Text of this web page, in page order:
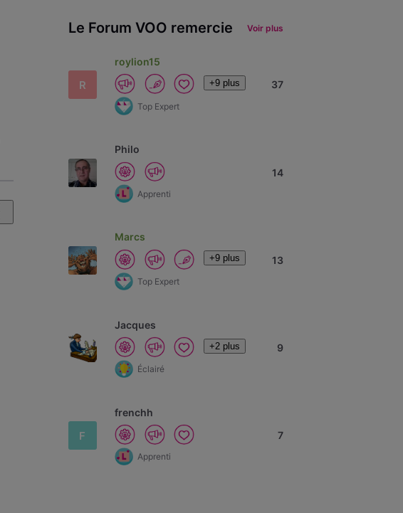
Le Forum VOO remercie Voir plus
R
roylion15
+9 plus
Top Expert
37
Philo
Apprenti
14
Marcs
+9 plus
Top Expert
13
Jacques
+2 plus
Éclairé
9
F
frenchh
Apprenti
7